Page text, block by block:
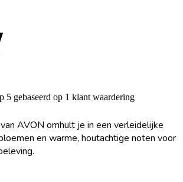
5 gebaseerd op 1 klant waardering
AVON omhult je in een verleidelijke
en warme, houtachtige noten voor